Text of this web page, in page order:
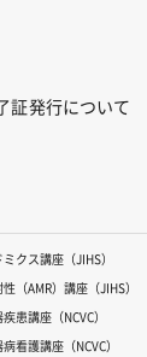
証発行について
クス講座（JIHS）
（AMR）講座（JIHS）
患講座（NCVC）
看護講座（NCVC）